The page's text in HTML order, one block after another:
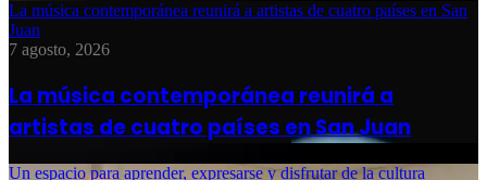
La música contemporánea reunirá a artistas de cuatro países en San
Juan
7 agosto, 2026
La música contemporánea reunirá a
artistas de cuatro países en San Juan
Un espacio para aprender, expresarse y disfrutar de la cultura